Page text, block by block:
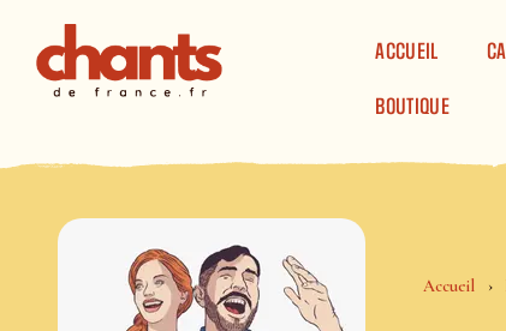
ACCUEIL
BOUTIQUE
Accueil